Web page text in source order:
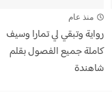
منذ عام
رواية وتبقي لي تمارا وسيف
كاملة جميع الفصول بقلم
شاهندة